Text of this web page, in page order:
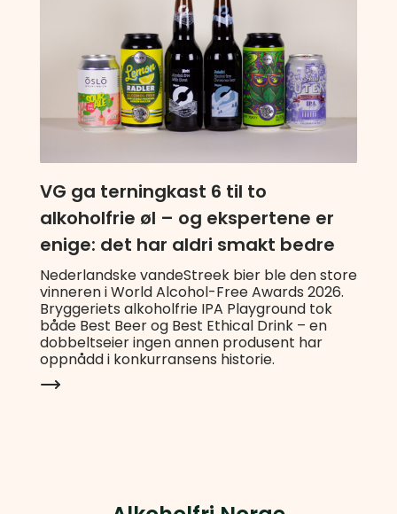
VG ga terningkast 6 til to
alkoholfrie øl – og ekspertene er
enige: det har aldri smakt bedre
Nederlandske vandeStreek bier ble den store
vinneren i World Alcohol-Free Awards 2026.
Bryggeriets alkoholfrie IPA Playground tok
både Best Beer og Best Ethical Drink – en
dobbeltseier ingen annen produsent har
oppnådd i konkurransens historie.